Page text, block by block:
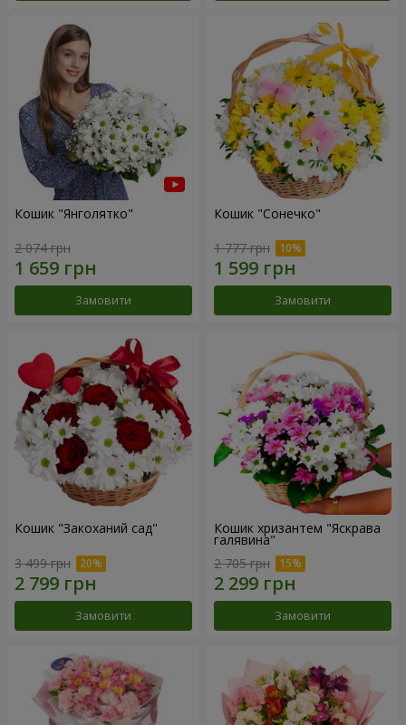
Кошик "Янголятко"
2 074 грн
Замовити
Кошик "Сонечко"
1 777 грн
Замовити
Кошик "Закоханий сад"
3 499 грн
Замовити
Кошик хризантем "Яскрава
галявина"
2 705 грн
Замовити